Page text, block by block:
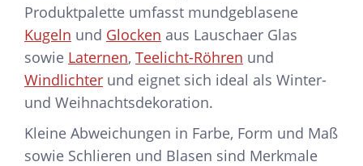
Produktpalette umfasst mundgeblasene
Kugeln und Glocken aus Lauschaer Glas
sowie Laternen, Teelicht-Röhren und
Windlichter und eignet sich ideal als Winter-
und Weihnachtsdekoration.
Kleine Abweichungen in Farbe, Form und Maß
sowie Schlieren und Blasen sind Merkmale